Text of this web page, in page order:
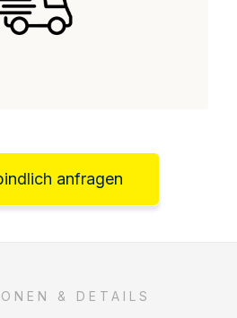
anfragen
& DETAILS